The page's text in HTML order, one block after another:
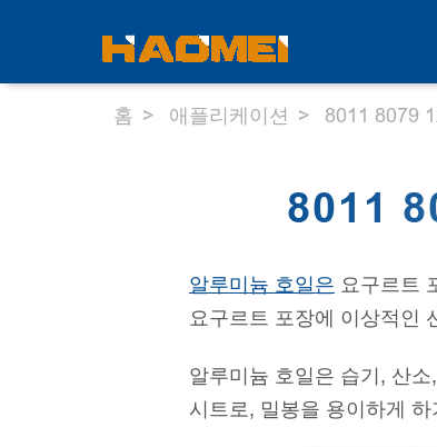
홈 애플리케이션 8011 8079
8011
알루미늄 호일은 요구르트
요구르트 포장에 이상적인
알루미늄 호일은 습기, 산
시트로, 밀봉을 용이하게